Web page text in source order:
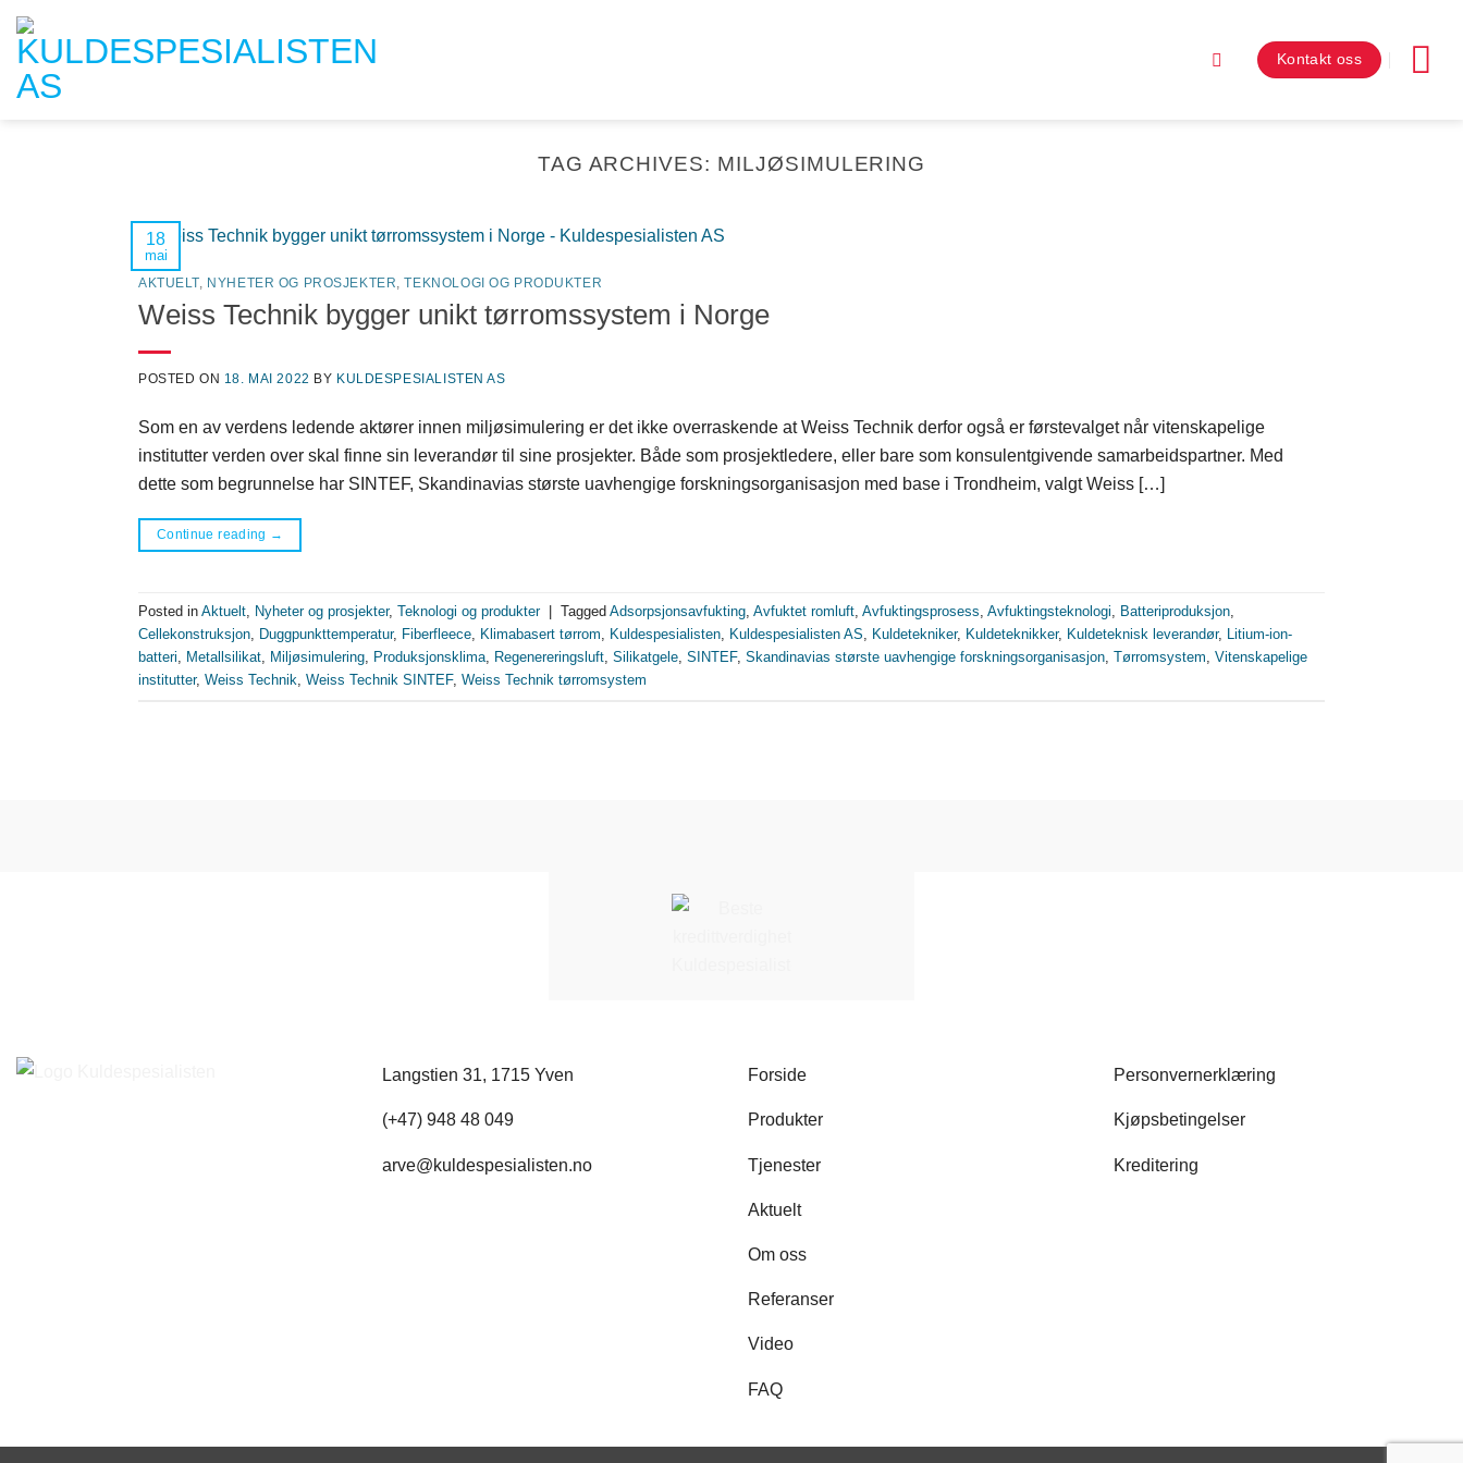
Skip
content
Kontakt oss
TAG ARCHIVES: MILJØSIMULERING
18
mai
AKTUELT NYHETER OG PROSJEKTER ,TEKNOLOGI OG PRODUKTER
Weiss Technik bygger unikt tørromssystem i Norge
POSTED ON 18. MAI 2022 BY KULDESPESIALISTEN AS
Som en av verdens ledende aktører innen miljøsimulering er det ikke overraskende at Weiss Technik derfor også er førstevalget når vitenskapelige
institutter verden over skal finne sin leverandør til sine prosjekter. Både som prosjektledere, eller bare som konsulentgivende samarbeidspartner. Med
dette som begrunnelse har SINTEF, Skandinavias største uavhengige forskningsorganisasjon med base i Trondheim, valgt Weiss […]
Continue reading →
Posted in Aktuelt, Nyheter og prosjekter, Teknologi og produkter Tagged Adsorpsjonsavfukting, Avfuktet romluft, Avfuktingsprosess, Avfuktingsteknologi, Batteriproduksjon,
Cellekonstruksjon, Duggpunkttemperatur, Fiberfleece, Klimabasert tørrom, Kuldespesialisten, Kuldespesialisten AS, Kuldetekniker, Kuldeteknikker, Kuldeteknisk leverandør, Litium-ion-
batteri, Metallsilikat, Miljøsimulering, Produksjonsklima, Regenereringsluft, Silikatgele, SINTEF, Skandinavias største uavhengige forskningsorganisasjon, Tørromsystem, Vitenskapelige
institutter, Weiss Technik, Weiss Technik SINTEF, Weiss Technik tørromsystem
Langstien 31, 1715 Yven
(+47) 948 48 049
arve@kuldespesialisten.no
Forside
Produkter
Tjenester
Aktuelt
Om oss
Referanser
Video
FAQ
Personvernerklæring
Kjøpsbetingelser
Kreditering